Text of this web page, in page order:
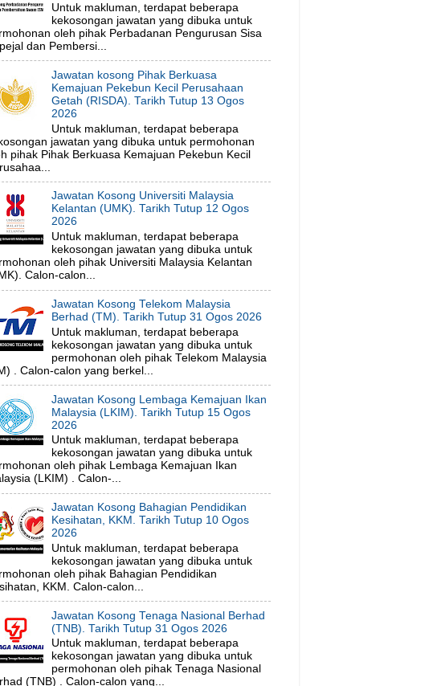
Untuk makluman, terdapat beberapa
kekosongan jawatan yang dibuka untuk
oleh pihak Perbadanan Pengurusan Sisa
dan Pembersi...
Jawatan kosong Pihak Berkuasa
Kemajuan Pekebun Kecil Perusahaan
Getah (RISDA). Tarikh Tutup 13 Ogos
2026
Untuk makluman, terdapat beberapa
jawatan yang dibuka untuk permohonan
pihak Pihak Berkuasa Kemajuan Pekebun Kecil
Jawatan Kosong Universiti Malaysia
Kelantan (UMK). Tarikh Tutup 12 Ogos
2026
Untuk makluman, terdapat beberapa
kekosongan jawatan yang dibuka untuk
oleh pihak Universiti Malaysia Kelantan
Calon-calon...
Jawatan Kosong Telekom Malaysia
Berhad (TM). Tarikh Tutup 31 Ogos 2026
Untuk makluman, terdapat beberapa
kekosongan jawatan yang dibuka untuk
permohonan oleh pihak Telekom Malaysia
. Calon-calon yang berkel...
Jawatan Kosong Lembaga Kemajuan Ikan
Malaysia (LKIM). Tarikh Tutup 15 Ogos
2026
Untuk makluman, terdapat beberapa
kekosongan jawatan yang dibuka untuk
oleh pihak Lembaga Kemajuan Ikan
(LKIM) . Calon-...
Jawatan Kosong Bahagian Pendidikan
Kesihatan, KKM. Tarikh Tutup 10 Ogos
2026
Untuk makluman, terdapat beberapa
kekosongan jawatan yang dibuka untuk
oleh pihak Bahagian Pendidikan
KKM. Calon-calon...
Jawatan Kosong Tenaga Nasional Berhad
(TNB). Tarikh Tutup 31 Ogos 2026
Untuk makluman, terdapat beberapa
kekosongan jawatan yang dibuka untuk
permohonan oleh pihak Tenaga Nasional
(TNB) . Calon-calon yang...